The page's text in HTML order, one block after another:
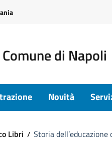
Comune di Napoli
Novità
Libri Storia dell’educazione